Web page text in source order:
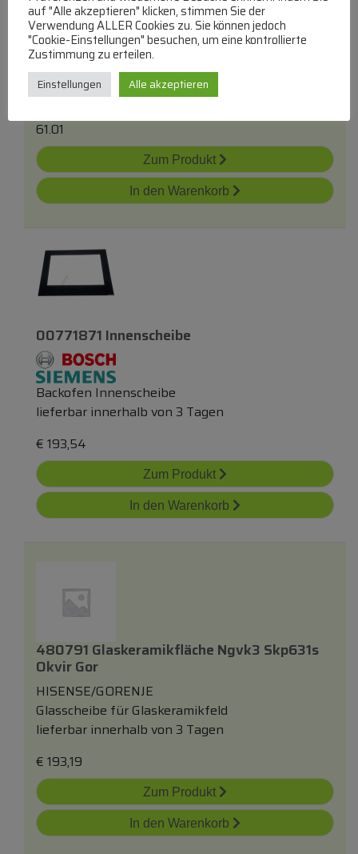
00608656 Lampenglas
Lampenglas
lieferbar innerhalb von 3 Tagen
61.01
Zum Produkt
In den Warenkorb
00771871 Innenscheibe
Backofen Innenscheibe
lieferbar innerhalb von 3 Tagen
€ 193,54
Zum Produkt
In den Warenkorb
480791 Glaskeramikfläche Ngvk3 Skp631s
Okvir Gor
HISENSE/GORENJE
Glasscheibe für Glaskeramikfeld
lieferbar innerhalb von 3 Tagen
€ 193,19
Zum Produkt
In den Warenkorb
auf "Alle akzeptieren" klicken, stimmen Sie der
Verwendung ALLER Cookies zu. Sie können jedoch
"Cookie-Einstellungen" besuchen, um eine kontrollierte
Zustimmung zu erteilen.
Einstellungen Alle akzeptieren